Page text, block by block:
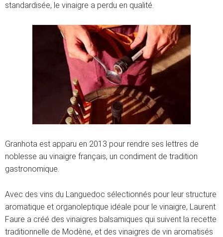
standardisée, le vinaigre a perdu en qualité.
Granhota est apparu en 2013 pour rendre ses lettres de
noblesse au vinaigre français, un condiment de tradition
gastronomique.
Avec des vins du Languedoc sélectionnés pour leur structure
aromatique et organoleptique idéale pour le vinaigre, Laurent
Faure a créé des vinaigres balsamiques qui suivent la recette
traditionnelle de Modène, et des vinaigres de vin aromatisés